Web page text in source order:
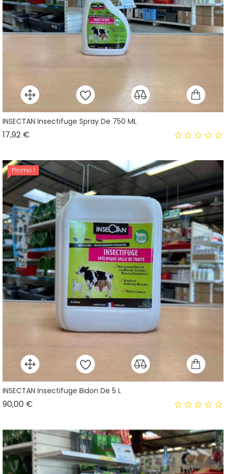
INSECTAN Insectifuge Spray De 750 ML
17,92 €
Promo !
INSECTAN Insectifuge Bidon De 5 L
90,00 €